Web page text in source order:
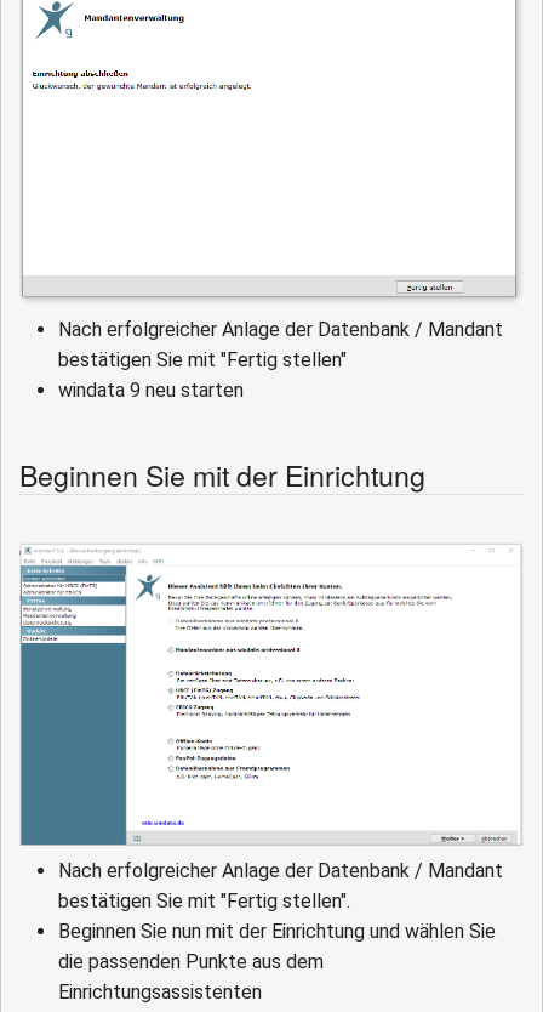
Nach erfolgreicher Anlage der Datenbank / Mandant
bestätigen Sie mit "Fertig stellen"
windata 9 neu starten
Beginnen Sie mit der Einrichtung
Nach erfolgreicher Anlage der Datenbank / Mandant
bestätigen Sie mit "Fertig stellen".
Beginnen Sie nun mit der Einrichtung und wählen Sie
die passenden Punkte aus dem
Einrichtungsassistenten